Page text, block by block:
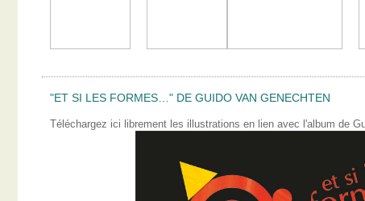
"ET SI LES FORMES…" DE GUIDO VAN GENECHTEN
Téléchargez ici librement les illustrations en lien avec l'album de